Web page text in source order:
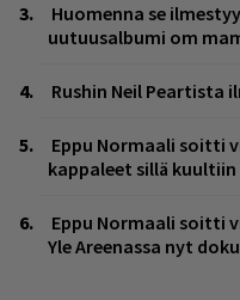
Huomenna se
uutuusalbumi om
Rushin Neil Peartista
Eppu Normaali soitti
kappaleet sillä kuultiin
Eppu Normaali soitti
Yle Areenassa nyt